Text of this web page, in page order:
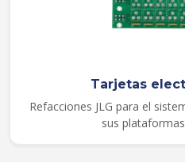
Tarjetas
Refacciones JLG para el
sus